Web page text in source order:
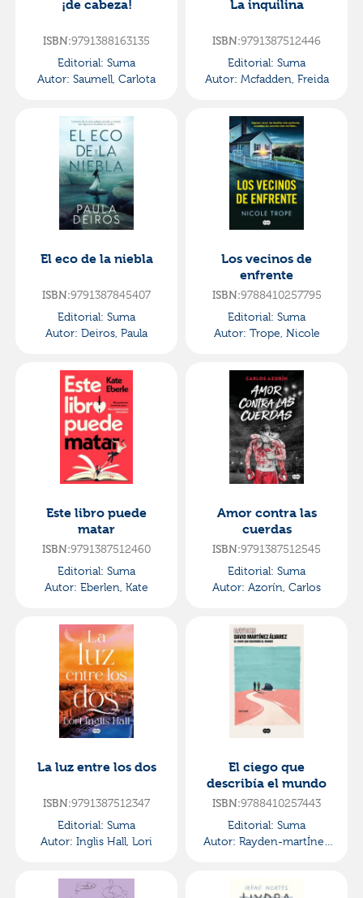
¡de cabeza!
ISBN:9791388163135
Editorial: Suma
Autor: Saumell, Carlota
La inquilina
ISBN:9791387512446
Editorial: Suma
Autor: Mcfadden, Freida
El eco de la niebla
ISBN:9791387845407
Editorial: Suma
Autor: Deiros, Paula
Los vecinos de
enfrente
ISBN:9788410257795
Editorial: Suma
Autor: Trope, Nicole
Este libro puede
matar
ISBN:9791387512460
Editorial: Suma
Autor: Eberlen, Kate
Amor contra las
cuerdas
ISBN:9791387512545
Editorial: Suma
Autor: Azorín, Carlos
La luz entre los dos
ISBN:9791387512347
Editorial: Suma
Autor: Inglis Hall, Lori
El ciego que
describía el mundo
ISBN:9788410257443
Editorial: Suma
Autor: Rayden-martÍnez